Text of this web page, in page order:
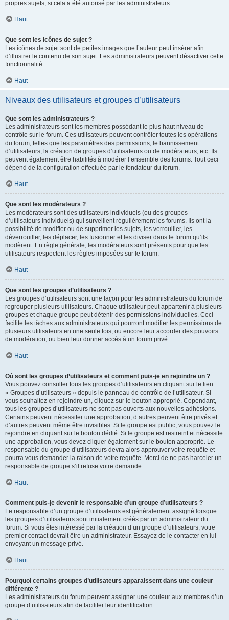
propres sujets, si cela a été autorisé par les administrateurs.
Haut
Que sont les icônes de sujet ?
Les icônes de sujet sont de petites images que l’auteur peut insérer afin
d’illustrer le contenu de son sujet. Les administrateurs peuvent désactiver cette
fonctionnalité.
Haut
Niveaux des utilisateurs et groupes d’utilisateurs
Que sont les administrateurs ?
Les administrateurs sont les membres possédant le plus haut niveau de
contrôle sur le forum. Ces utilisateurs peuvent contrôler toutes les opérations
du forum, telles que les paramètres des permissions, le bannissement
d’utilisateurs, la création de groupes d’utilisateurs ou de modérateurs, etc. Ils
peuvent également être habilités à modérer l’ensemble des forums. Tout ceci
dépend de la configuration effectuée par le fondateur du forum.
Haut
Que sont les modérateurs ?
Les modérateurs sont des utilisateurs individuels (ou des groupes
d’utilisateurs individuels) qui surveillent régulièrement les forums. Ils ont la
possibilité de modifier ou de supprimer les sujets, les verrouiller, les
déverrouiller, les déplacer, les fusionner et les diviser dans le forum qu’ils
modèrent. En règle générale, les modérateurs sont présents pour que les
utilisateurs respectent les règles imposées sur le forum.
Haut
Que sont les groupes d’utilisateurs ?
Les groupes d’utilisateurs sont une façon pour les administrateurs du forum de
regrouper plusieurs utilisateurs. Chaque utilisateur peut appartenir à plusieurs
groupes et chaque groupe peut détenir des permissions individuelles. Ceci
facilite les tâches aux administrateurs qui pourront modifier les permissions de
plusieurs utilisateurs en une seule fois, ou encore leur accorder des pouvoirs
de modération, ou bien leur donner accès à un forum privé.
Haut
Où sont les groupes d’utilisateurs et comment puis-je en rejoindre un ?
Vous pouvez consulter tous les groupes d’utilisateurs en cliquant sur le lien
« Groupes d’utilisateurs » depuis le panneau de contrôle de l’utilisateur. Si
vous souhaitez en rejoindre un, cliquez sur le bouton approprié. Cependant,
tous les groupes d’utilisateurs ne sont pas ouverts aux nouvelles adhésions.
Certains peuvent nécessiter une approbation, d’autres peuvent être privés et
d’autres peuvent même être invisibles. Si le groupe est public, vous pouvez le
rejoindre en cliquant sur le bouton dédié. Si le groupe est restreint et nécessite
une approbation, vous devez cliquer également sur le bouton approprié. Le
responsable du groupe d’utilisateurs devra alors approuver votre requête et
pourra vous demander la raison de votre requête. Merci de ne pas harceler un
responsable de groupe s’il refuse votre demande.
Haut
Comment puis-je devenir le responsable d’un groupe d’utilisateurs ?
Le responsable d’un groupe d’utilisateurs est généralement assigné lorsque
les groupes d’utilisateurs sont initialement créés par un administrateur du
forum. Si vous êtes intéressé par la création d’un groupe d’utilisateurs, votre
premier contact devrait être un administrateur. Essayez de le contacter en lui
envoyant un message privé.
Haut
Pourquoi certains groupes d’utilisateurs apparaissent dans une couleur
différente ?
Les administrateurs du forum peuvent assigner une couleur aux membres d’un
groupe d’utilisateurs afin de faciliter leur identification.